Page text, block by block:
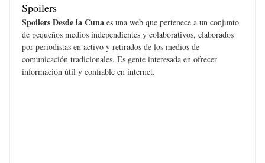
Spoilers
Spoilers Desde la Cuna es una web que pertenece a un conjunto
de pequeños medios independientes y colaborativos, elaborados
por periodistas en activo y retirados de los medios de
comunicación tradicionales. Es gente interesada en ofrecer
información útil y confiable en internet.